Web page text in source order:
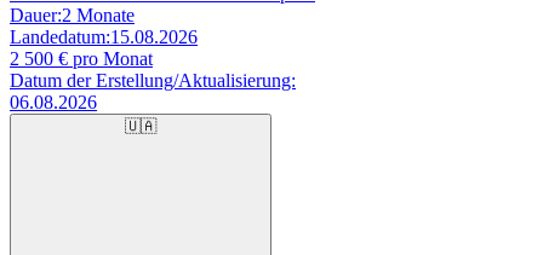
Dauer:2 Monate
Landedatum:15.08.2026
2 500 € pro Monat
Datum der Erstellung/Aktualisierung:
06.08.2026
🇺🇦